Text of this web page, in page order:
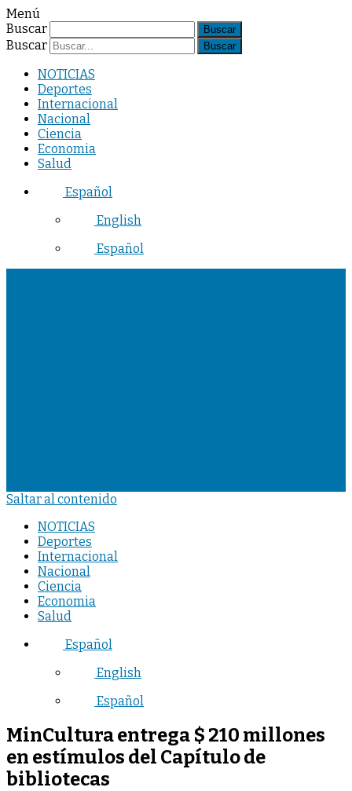
Menú
Buscar
Buscar
NOTICIAS
Deportes
Internacional
Nacional
Ciencia
Economia
Salud
Español
English
Español
Saltar al contenido
NOTICIAS
Deportes
Internacional
Nacional
Ciencia
Economia
Salud
Español
English
Español
MinCultura entrega $ 210 millones
en estímulos del Capítulo de
bibliotecas